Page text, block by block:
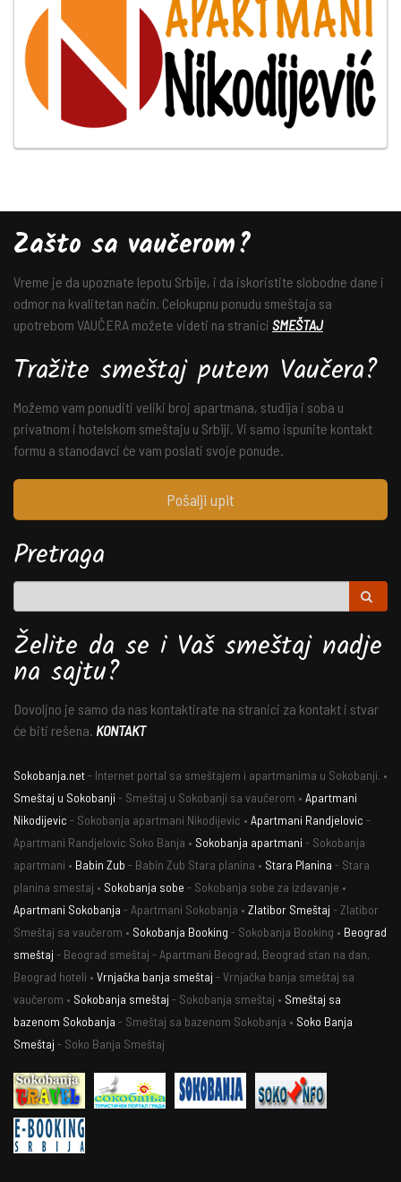
Zašto sa vaučerom?
Vreme je da upoznate lepotu Srbije, i da iskoristite slobodne dane i
odmor na kvalitetan način. Celokupnu ponudu smeštaja sa
upotrebom VAUČERA možete videti na stranici SMEŠTAJ
Tražite smeštaj putem Vaučera?
Možemo vam ponuditi veliki broj apartmana, studija i soba u
privatnom i hotelskom smeštaju u Srbiji. Vi samo ispunite kontakt
formu a stanodavci će vam poslati svoje ponude.
Pošalji upit
Pretraga
Želite da se i Vaš smeštaj nadje
na sajtu?
Dovoljno je samo da nas kontaktirate na stranici za kontakt i stvar
će biti rešena. KONTAKT
Sokobanja.net- Internet portal sa smeštajem i apartmanima u Sokobanji. •
Smeštaj u Sokobanji - Smeštaj u Sokobanji sa vaučerom • Apartmani
Nikodijevic - Sokobanja apartmani Nikodijevic • Apartmani Randjelovic -
Apartmani Randjelovic Soko Banja • Sokobanja apartmani - Sokobanja
apartmani • Babin Zub - Babin Zub Stara planina • Stara Planina - Stara
planina smestaj • Sokobanja sobe - Sokobanja sobe za izdavanje •
Apartmani Sokobanja - Apartmani Sokobanja • Zlatibor Smeštaj - Zlatibor
Smeštaj sa vaučerom • Sokobanja Booking - Sokobanja Booking • Beograd
smeštaj - Beograd smeštaj - Apartmani Beograd, Beograd stan na dan,
Beograd hoteli • Vrnjačka banja smeštaj - Vrnjačka banja smeštaj sa
vaučerom • Sokobanja smeštaj - Sokobanja smeštaj • Smeštaj sa
bazenom Sokobanja - Smeštaj sa bazenom Sokobanja • Soko Banja
Smeštaj - Soko Banja Smeštaj